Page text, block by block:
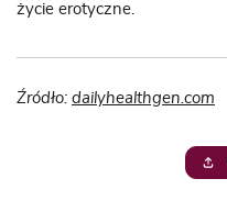
życie erotyczne.
Źródło: dailyhealthgen.com